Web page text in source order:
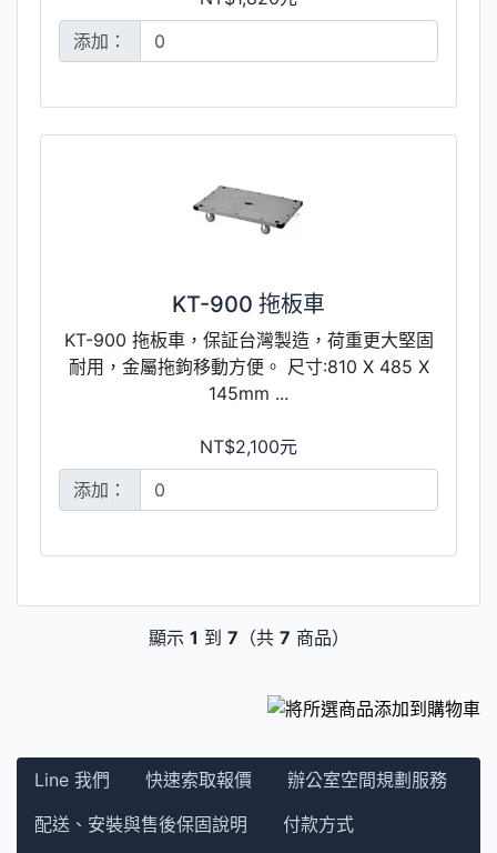
添加：
KT-900 拖板車
KT-900 拖板車，保証台灣製造，荷重更大堅固
耐用，金屬拖鉤移動方便。 尺寸:810 X 485 X
145mm ...
NT$2,100元
添加：
顯示 1 到 7 （共 7 商品）
Line 我們 快速索取報價
辦公室空間規劃服務
配送、安裝與售後保固說明
付款方式